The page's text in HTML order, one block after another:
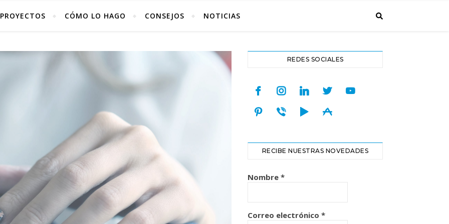
PROYECTOS CÓMO LO HAGO CONSEJOS NOTICIAS
REDES SOCIALES
facebookinstagramlinkedintwitteryoutube
pinterest
viber play appstore
RECIBE NUESTRAS NOVEDADES
Nombre *
Correo electrónico *